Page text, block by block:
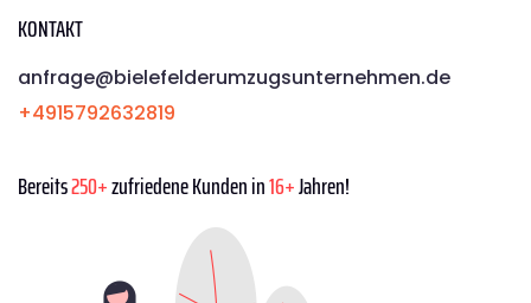
KONTAKT
anfrage@bielefelderumzugsunternehmen.de
+4915792632819
Bereits250+zufriedene Kunden in16+Jahren!